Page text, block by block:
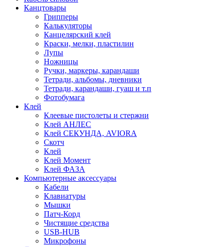
Канцтовары
Грипперы
Калькуляторы
Канцелярский клей
Краски, мелки, пластилин
Лупы
Ножницы
Ручки, маркеры, карандаши
Тетради, альбомы, дневники
Тетради, карандаши, гуаш и т.п
Фотобумага
Клей
Клеевые пистолеты и стержни
Клей АНЛЕС
Клей СЕКУНДА, AVIORA
Скотч
Клей
Клей Момент
Клей ФАЗА
Компьютерные аксессуары
Кабели
Клавиатуры
Мышки
Патч-Корд
Чистящие средства
USB-HUB
Микрофоны